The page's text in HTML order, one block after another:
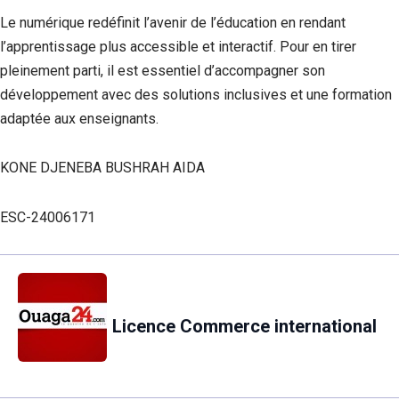
Le numérique redéfinit l’avenir de l’éducation en rendant
l’apprentissage plus accessible et interactif. Pour en tirer
pleinement parti, il est essentiel d’accompagner son
développement avec des solutions inclusives et une formation
adaptée aux enseignants.
KONE DJENEBA BUSHRAH AIDA
ESC-24006171
Licence Commerce international